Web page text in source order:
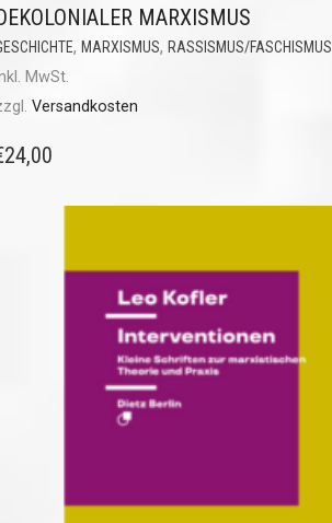
MARXISMUS
, MARXISMUS, RASSISMUS/FASCHISMUS
MwSt.
Versandkosten
24,00